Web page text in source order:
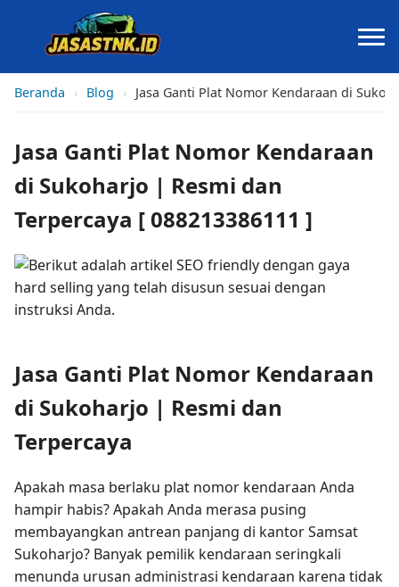
Beranda › Blog › Jasa Ganti Plat Nomor Kendaraan di
Jasa Ganti Plat Nomor Kendaraan
di Sukoharjo | Resmi dan
Terpercaya [ 088213386111 ]
Jasa Ganti Plat Nomor Kendaraan
di Sukoharjo | Resmi dan
Terpercaya
Apakah masa berlaku plat nomor kendaraan Anda
hampir habis? Apakah Anda merasa pusing
membayangkan antrean panjang di kantor Samsat
Sukoharjo? Banyak pemilik kendaraan seringkali
menunda urusan administrasi kendaraan karena tidak